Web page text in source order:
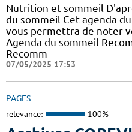
Nutrition et sommeil
du sommeil Cet agenda
vous permettra de noter
Agenda du sommeil
Recomm
07/05/2025 17:53
PAGES
relevance: 100%